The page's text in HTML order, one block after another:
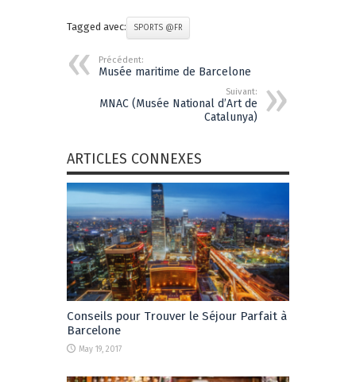
Tagged avec: SPORTS @FR
Précédent:
Musée maritime de Barcelone
Suivant:
MNAC (Musée National d’Art de
Catalunya)
ARTICLES CONNEXES
Conseils pour Trouver le Séjour Parfait à
Barcelone
May 19, 2017